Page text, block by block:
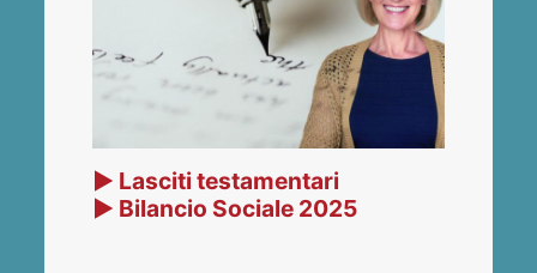
▶ Lasciti testamentari
▶ Bilancio Sociale 2025